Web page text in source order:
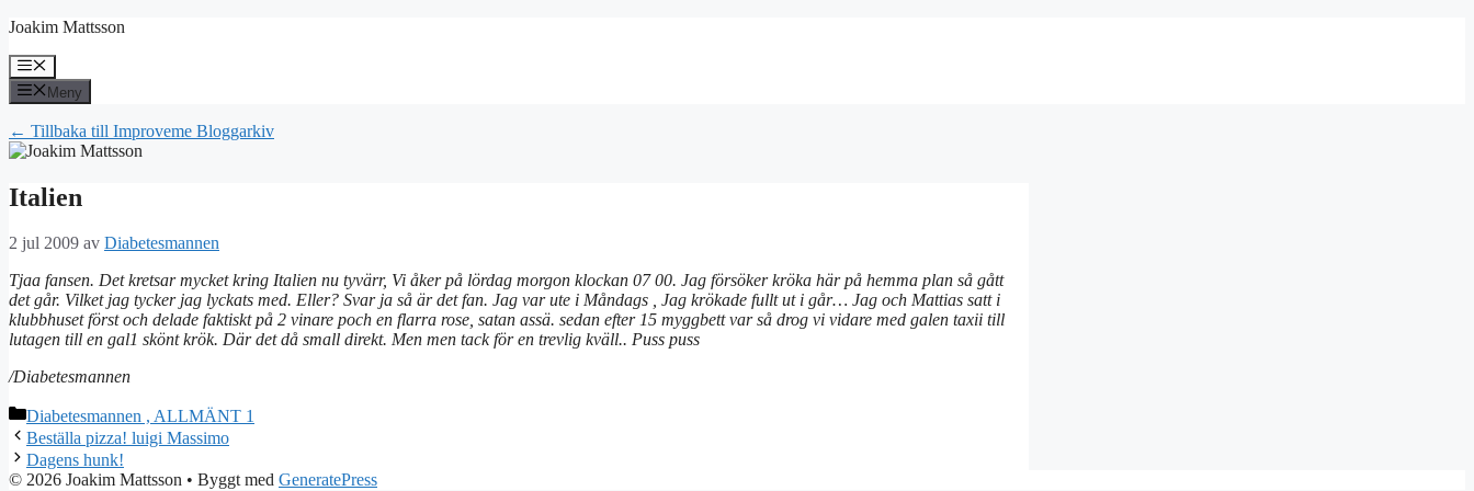
Hoppa
innehåll
Joakim Mattsson
Meny
Meny
← Tillbaka till Improveme Bloggarkiv
Italien
2 jul 2009 av Diabetesmannen
Tjaa fansen. Det kretsar mycket kring Italien nu tyvärr, Vi åker på lördag morgon klockan 07 00. Jag försöker kröka här på hemma plan så gått
det går. Vilket jag tycker jag lyckats med. Eller? Svar ja så är det fan. Jag var ute i Måndags , Jag krökade fullt ut i går… Jag och Mattias satt i
klubbhuset först och delade faktiskt på 2 vinare poch en flarra rose, satan assä. sedan efter 15 myggbett var så drog vi vidare med galen taxii till
lutagen till en gal1 skönt krök. Där det då small direkt. Men men tack för en trevlig kväll.. Puss puss
/Diabetesmannen
Kategorier
Diabetesmannen , ALLMÄNT 1
Beställa pizza! luigi Massimo
Dagens hunk!
© 2026 Joakim Mattsson • Byggt med GeneratePress